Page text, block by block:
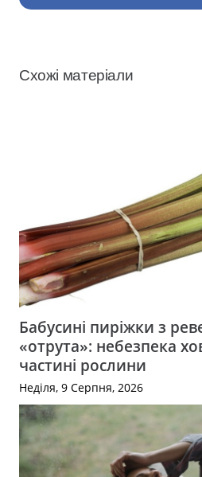
Схожі матеріали
Бабусині пиріжки з
«отрута»: небезпека
частині рослини
Неділя, 9 Серпня, 2026